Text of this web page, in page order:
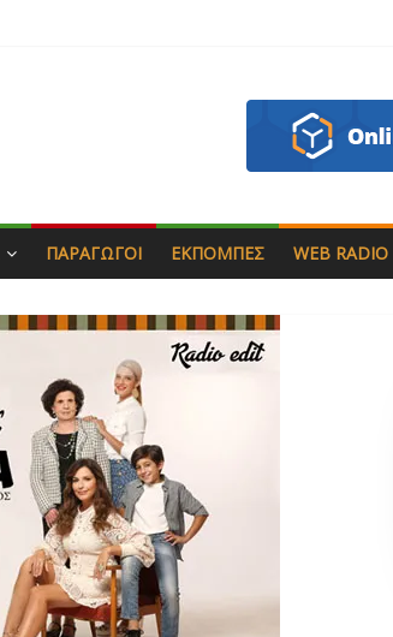
ΠΑΡΑΓΩΓΟΊ ΕΚΠΟΜΠΈΣ WEB RADIO